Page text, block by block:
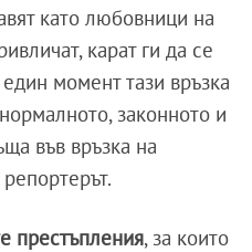
като любовници на
карат ги да се
един момент тази връзка
законното и
във връзка на
престъпления, за които